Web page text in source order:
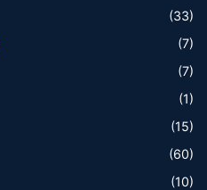
(33)
(7)
(7)
(1)
(15)
(60)
(10)